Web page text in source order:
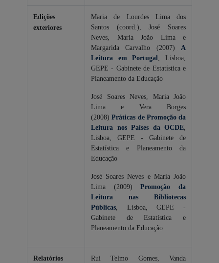
Edições
exteriores
Maria de Lourdes Lima dos
Santos (coord.), José Soares
Neves, Maria João Lima e
Margarida Carvalho (2007) A
Leitura em Portugal, Lisboa,
GEPE - Gabinete de Estatística e
Planeamento da Educação
José Soares Neves, Maria João
Lima e Vera Borges
(2008)Práticas de Promoção da
Leitura nos Países da OCDE,
Lisboa, GEPE - Gabinete de
Estatística e Planeamento da
Educação
José Soares Neves e Maria João
Lima (2009)Promoção da
Leitura nas Bibliotecas
Públicas, Lisboa, GEPE -
Gabinete de Estatística e
Planeamento da Educação
Relatórios
Rui Telmo Gomes, Vanda